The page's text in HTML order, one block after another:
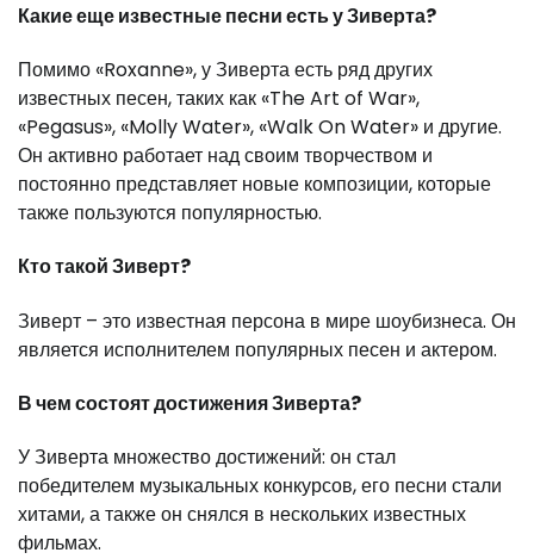
Какие еще известные песни есть у Зиверта?
Помимо «Roxanne», у Зиверта есть ряд других
известных песен, таких как «The Art of War»,
«Pegasus», «Molly Water», «Walk On Water» и другие.
Он активно работает над своим творчеством и
постоянно представляет новые композиции, которые
также пользуются популярностью.
Кто такой Зиверт?
Зиверт – это известная персона в мире шоубизнеса. Он
является исполнителем популярных песен и актером.
В чем состоят достижения Зиверта?
У Зиверта множество достижений: он стал
победителем музыкальных конкурсов, его песни стали
хитами, а также он снялся в нескольких известных
фильмах.